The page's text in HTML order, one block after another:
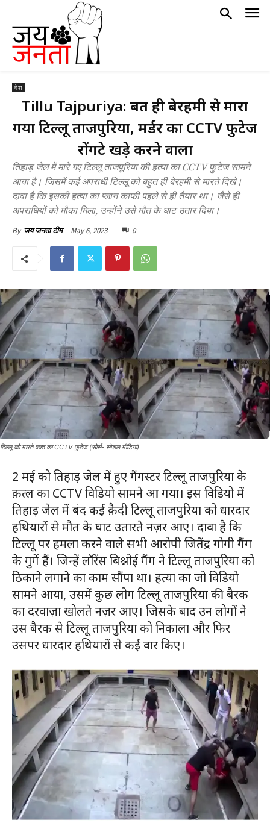
देश
Tillu Tajpuriya: बहुत ही बेरहमी से मारा
गया टिल्लू ताजपुरिया, मर्डर का CCTV फुटेज
रोंगटे खड़े करने वाला
तिहाड़ जेल में मारे गए टिल्लू ताजपूरिया की हत्या का CCTV फुटेज सामने
आया है। जिसमें कई अपराधी टिल्लू को बहुत ही बेरहमी से मारते दिखे।
दावा है कि इसकी हत्या का प्लान काफी पहले से ही तैयार था। जैसे ही
अपराधियों को मौका मिला, उन्होंने उसे मौत के घाट उतार दिया।
By जय जनता टीम May 6, 2023 0
टिल्लू को मारते वक्त का CCTV फुटेज (सोर्स- सोशल मीडिया)
2 मई को तिहाड़ जेल में हुए गैंगस्टर टिल्लू ताजपुरिया के
क़त्ल का CCTV विडियो सामने आ गया। इस विडियो में
तिहाड़ जेल में बंद कई क़ैदी टिल्लू ताजपुरिया को धारदार
हथियारों से मौत के घाट उतारते नज़र आए। दावा है कि
टिल्लू पर हमला करने वाले सभी आरोपी जितेंद्र गोगी गैंग
के गुर्गे हैं। जिन्हें लॉरेंस बिश्नोई गैंग ने टिल्लू ताजपुरिया को
ठिकाने लगाने का काम सौंपा था। हत्या का जो विडियो
सामने आया, उसमें कुछ लोग टिल्लू ताजपुरिया की बैरक
का दरवाज़ा खोलते नज़र आए। जिसके बाद उन लोगों ने
उस बैरक से टिल्लू ताजपुरिया को निकाला और फिर
उसपर धारदार हथियारों से कई वार किए।